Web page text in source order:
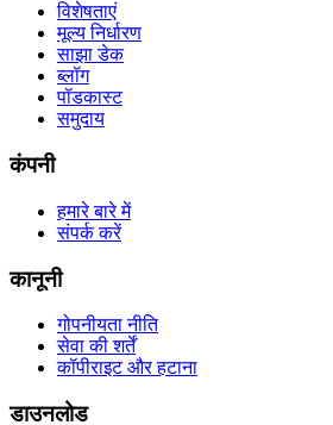
विशेषताएं
मूल्य निर्धारण
साझा डेक
ब्लॉग
पॉडकास्ट
समुदाय
कंपनी
हमारे बारे में
संपर्क करें
कानूनी
गोपनीयता नीति
सेवा की शर्तें
कॉपीराइट और हटाना
डाउनलोड